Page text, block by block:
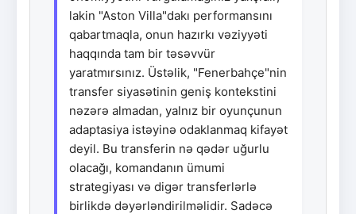
lakin "Aston Villa"dakı performansını
qabartmaqla, onun hazırkı vəziyyəti
haqqında tam bir təsəvvür
yaratmırsınız. Üstəlik, "Fenerbahçe"nin
transfer siyasətinin geniş kontekstini
nəzərə almadan, yalnız bir oyunçunun
adaptasiya istəyinə odaklanmaq kifayət
deyil. Bu transferin nə qədər uğurlu
olacağı, komandanın ümumi
strategiyası və digər transferlərlə
birlikdə dəyərləndirilməlidir. Sadəcə